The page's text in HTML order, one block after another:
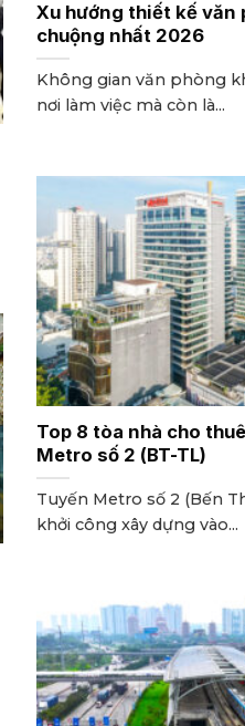
Xu hướng thiết kế văn
chuộng nhất 2026
Không gian văn phòng
nơi làm việc mà còn là...
Top 8 tòa nhà cho
Metro số 2 (BT-TL)
Tuyến Metro số 2 (Bến
khởi công xây dựng vào...